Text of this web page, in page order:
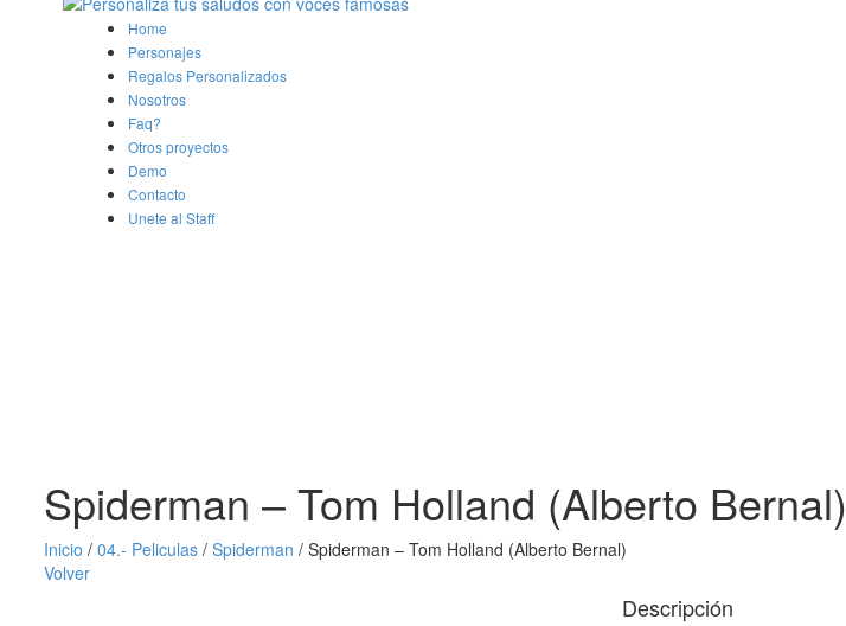
Home
Personajes
Regalos Personalizados
Nosotros
Faq?
Otros proyectos
Demo
Contacto
Unete al Staff
Spiderman – Tom Holland (Alberto Bernal)
Inicio / 04.- Peliculas / Spiderman / Spiderman – Tom Holland (Alberto Bernal)
Volver
Descripción